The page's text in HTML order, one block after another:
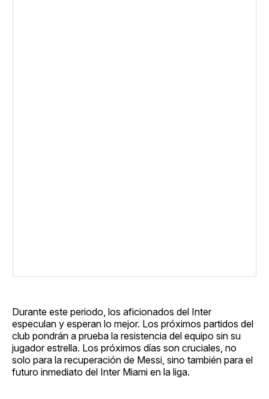
Durante este periodo, los aficionados del Inter
especulan y esperan lo mejor. Los próximos partidos del
club pondrán a prueba la resistencia del equipo sin su
jugador estrella. Los próximos días son cruciales, no
solo para la recuperación de Messi, sino también para el
futuro inmediato del Inter Miami en la liga.